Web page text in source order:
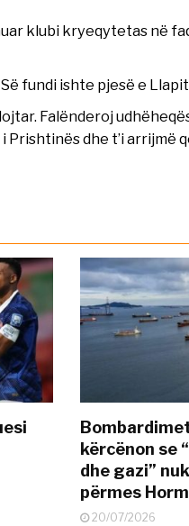
klubi kryeqytetas në
fundi ishte pjesë e
Falënderoj
dhe t’i arrijmë
kërcënon se
dhe gazi”
përmes
20/07/2026